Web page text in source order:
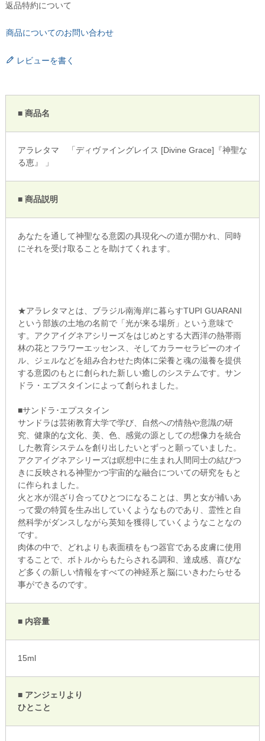
返品特約について
商品についてのお問い合わせ
レビューを書く
■ 商品名
アラレタマ 「ディヴァイングレイス [Divine Grace]『神聖な
る恵』 」
■ 商品説明
あなたを通して神聖なる意図の具現化への道が開かれ、同時
にそれを受け取ることを助けてくれます。
★アラレタマとは、ブラジル南海岸に暮らすTUPI GUARANI
という部族の土地の名前で「光が来る場所」という意味で
す。アクアイグネアシリーズをはじめとする大西洋の熱帯雨
林の花とフラワーエッセンス、そしてカラーセラピーのオイ
ル、ジェルなどを組み合わせた肉体に栄養と魂の滋養を提供
する意図のもとに創られた新しい癒しのシステムです。サン
ドラ・エプスタインによって創られました。
■サンドラ･エプスタイン
サンドラは芸術教育大学で学び、自然への情熱や意識の研
究、健康的な文化、美、色、感覚の源としての想像力を統合
した教育システムを創り出したいとずっと願っていました。
アクアイグネアシリーズは瞑想中に生まれ人間同士の結びつ
きに反映される神聖かつ宇宙的な融合についての研究をもと
に作られました。
火と水が混ざり合ってひとつになることは、男と女が補いあ
って愛の特質を生み出していくようなものであり、霊性と自
然科学がダンスしながら英知を獲得していくようなことなの
です。
肉体の中で、どれよりも表面積をもつ器官である皮膚に使用
することで、ボトルからもたらされる調和、達成感、喜びな
ど多くの新しい情報をすべての神経系と脳にいきわたらせる
事ができるのです。
■ 内容量
15ml
■ アンジェリより
ひとこと